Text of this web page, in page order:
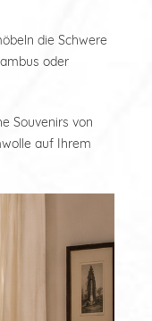
die Schwere
oder
Souvenirs von
auf Ihrem